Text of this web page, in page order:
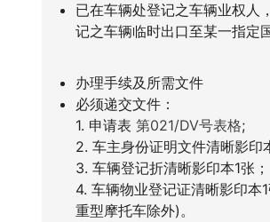
已在车辆处登记之车辆业权人
记之车辆临时出口至某一指定国
办理手续及所需文件
必须递交文件：
1. 申请表 第021/DV号表格;
2. 车主身份证明文件清晰影印
3. 车辆登记折清晰影印本1张；
4. 车辆物业登记证清晰影印本
重型摩托车除外)。